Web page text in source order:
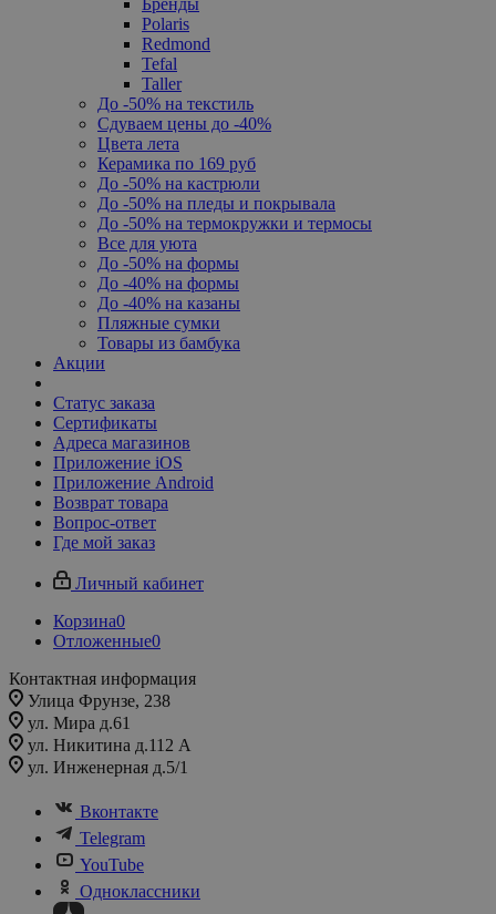
Polaris
Redmond
Tefal
Taller
До -50% на текстиль
Сдуваем цены до -40%
Цвета лета
Керамика по 169 руб
До -50% на кастрюли
До -50% на пледы и покрывала
До -50% на термокружки и термосы
Все для уюта
До -50% на формы
До -40% на формы
До -40% на казаны
Пляжные сумки
Товары из бамбука
Акции
Статус заказа
Сертификаты
Адреса магазинов
Приложение iOS
Приложение Android
Возврат товара
Вопрос-ответ
Где мой заказ
Личный кабинет
Корзина0
Отложенные0
Контактная информация
Улица Фрунзе, 238​
ул. Мира д.61
ул. Никитина д.112 А
ул. Инженерная д.5/1
Вконтакте
Telegram
YouTube
Одноклассники